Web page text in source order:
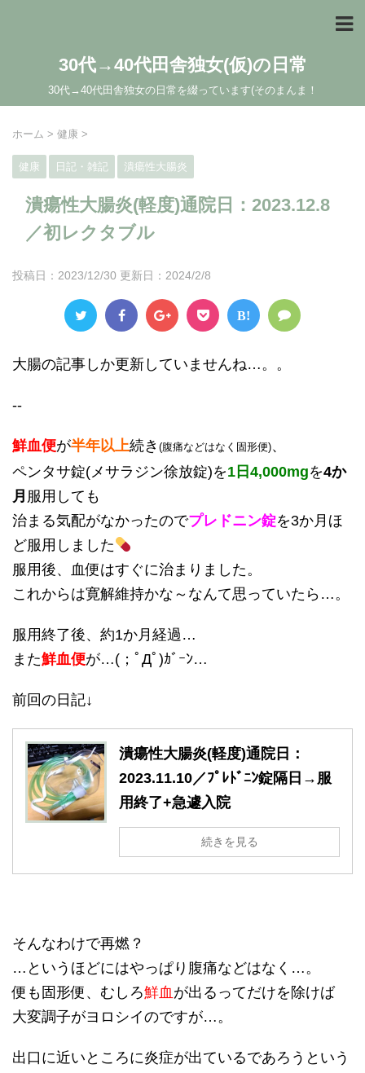
30代→40代田舎独女(仮)の日常
30代→40代田舎独女の日常を綴っています(そのまんま！
ホーム > 健康 >
健康 日記・雑記 潰瘍性大腸炎
潰瘍性大腸炎(軽度)通院日：2023.12.8
／初レクタブル
投稿日：2023/12/30 更新日： 2024/2/8
B!
大腸の記事しか更新していませんね…。。
--
鮮血便が半年以上続き (腹痛などはなく固形便)、
ペンタサ錠(メサラジン徐放錠)を1日4,000mgを4か
月 服用しても
治まる気配がなかったのでプレドニン錠を3か月ほ
ど服用しました
服用後、血便はすぐに治まりました。
これからは寛解維持かな～なんて思っていたら…。
服用終了後、約1か月経過…
また鮮血便が…(；ﾟДﾟ)ｶﾞｰﾝ…
前回の日記↓
潰瘍性大腸炎(軽度)通院日：
2023.11.10／ﾌﾟﾚﾄﾞﾆﾝ錠隔日→服
用終了+急遽入院
続きを見る
そんなわけで再燃？
…というほどにはやっぱり腹痛などはなく…。
便も固形便、むしろ鮮血 が出るってだけを除けば
大変調子がヨロシイのですが…。
出口に近いところに炎症が出ているであろうという